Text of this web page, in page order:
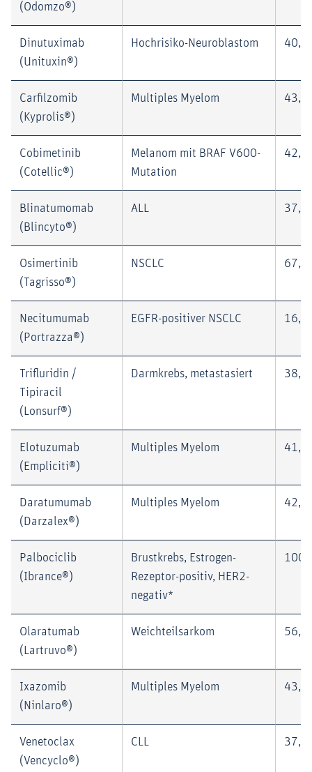
(Odomzo®)
Dinutuximab
(Unituxin®)
Hochrisiko-Neuroblastom 40,0
Carfilzomib
(Kyprolis®)
Multiples Myelom 43,6
Cobimetinib
(Cotellic®)
Melanom mit BRAF V600-
Mutation
42,2
Blinatumomab
(Blincyto®)
ALL 37,0
Osimertinib
(Tagrisso®)
NSCLC 67,9
Necitumumab
(Portrazza®)
EGFR-positiver NSCLC 16,9
Trifluridin /
Tipiracil
(Lonsurf®)
Darmkrebs, metastasiert 38,6
Elotuzumab
(Empliciti®)
Multiples Myelom 41,9
Daratumumab
(Darzalex®)
Multiples Myelom 42,9
Palbociclib
(Ibrance®)
Brustkrebs, Estrogen-
Rezeptor-positiv, HER2-
negativ*
Olaratumab
(Lartruvo®)
Weichteilsarkom 56,0
Ixazomib
(Ninlaro®)
Multiples Myelom 43,0
Venetoclax
(Vencyclo®)
CLL 37,0